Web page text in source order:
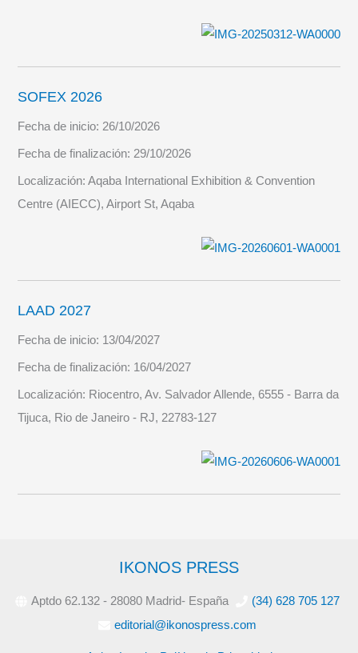
SOFEX 2026
Fecha de inicio:26/10/2026
Fecha de finalización:29/10/2026
Localización:Aqaba International Exhibition & Convention
Centre (AIECC), Airport St, Aqaba
LAAD 2027
Fecha de inicio: 13/04/2027
Fecha de finalización: 16/04/2027
Localización: Riocentro, Av. Salvador Allende, 6555 - Barra da
Tijuca, Rio de Janeiro - RJ, 22783-127
IKONOS PRESS
Aptdo 62.132 - 28080 Madrid- España
(34) 628 705 127
editorial@ikonospress.com